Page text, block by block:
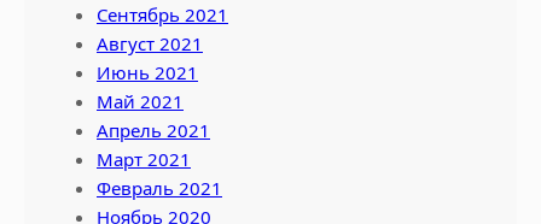
Сентябрь 2021
Август 2021
Июнь 2021
Май 2021
Апрель 2021
Март 2021
Февраль 2021
Ноябрь 2020